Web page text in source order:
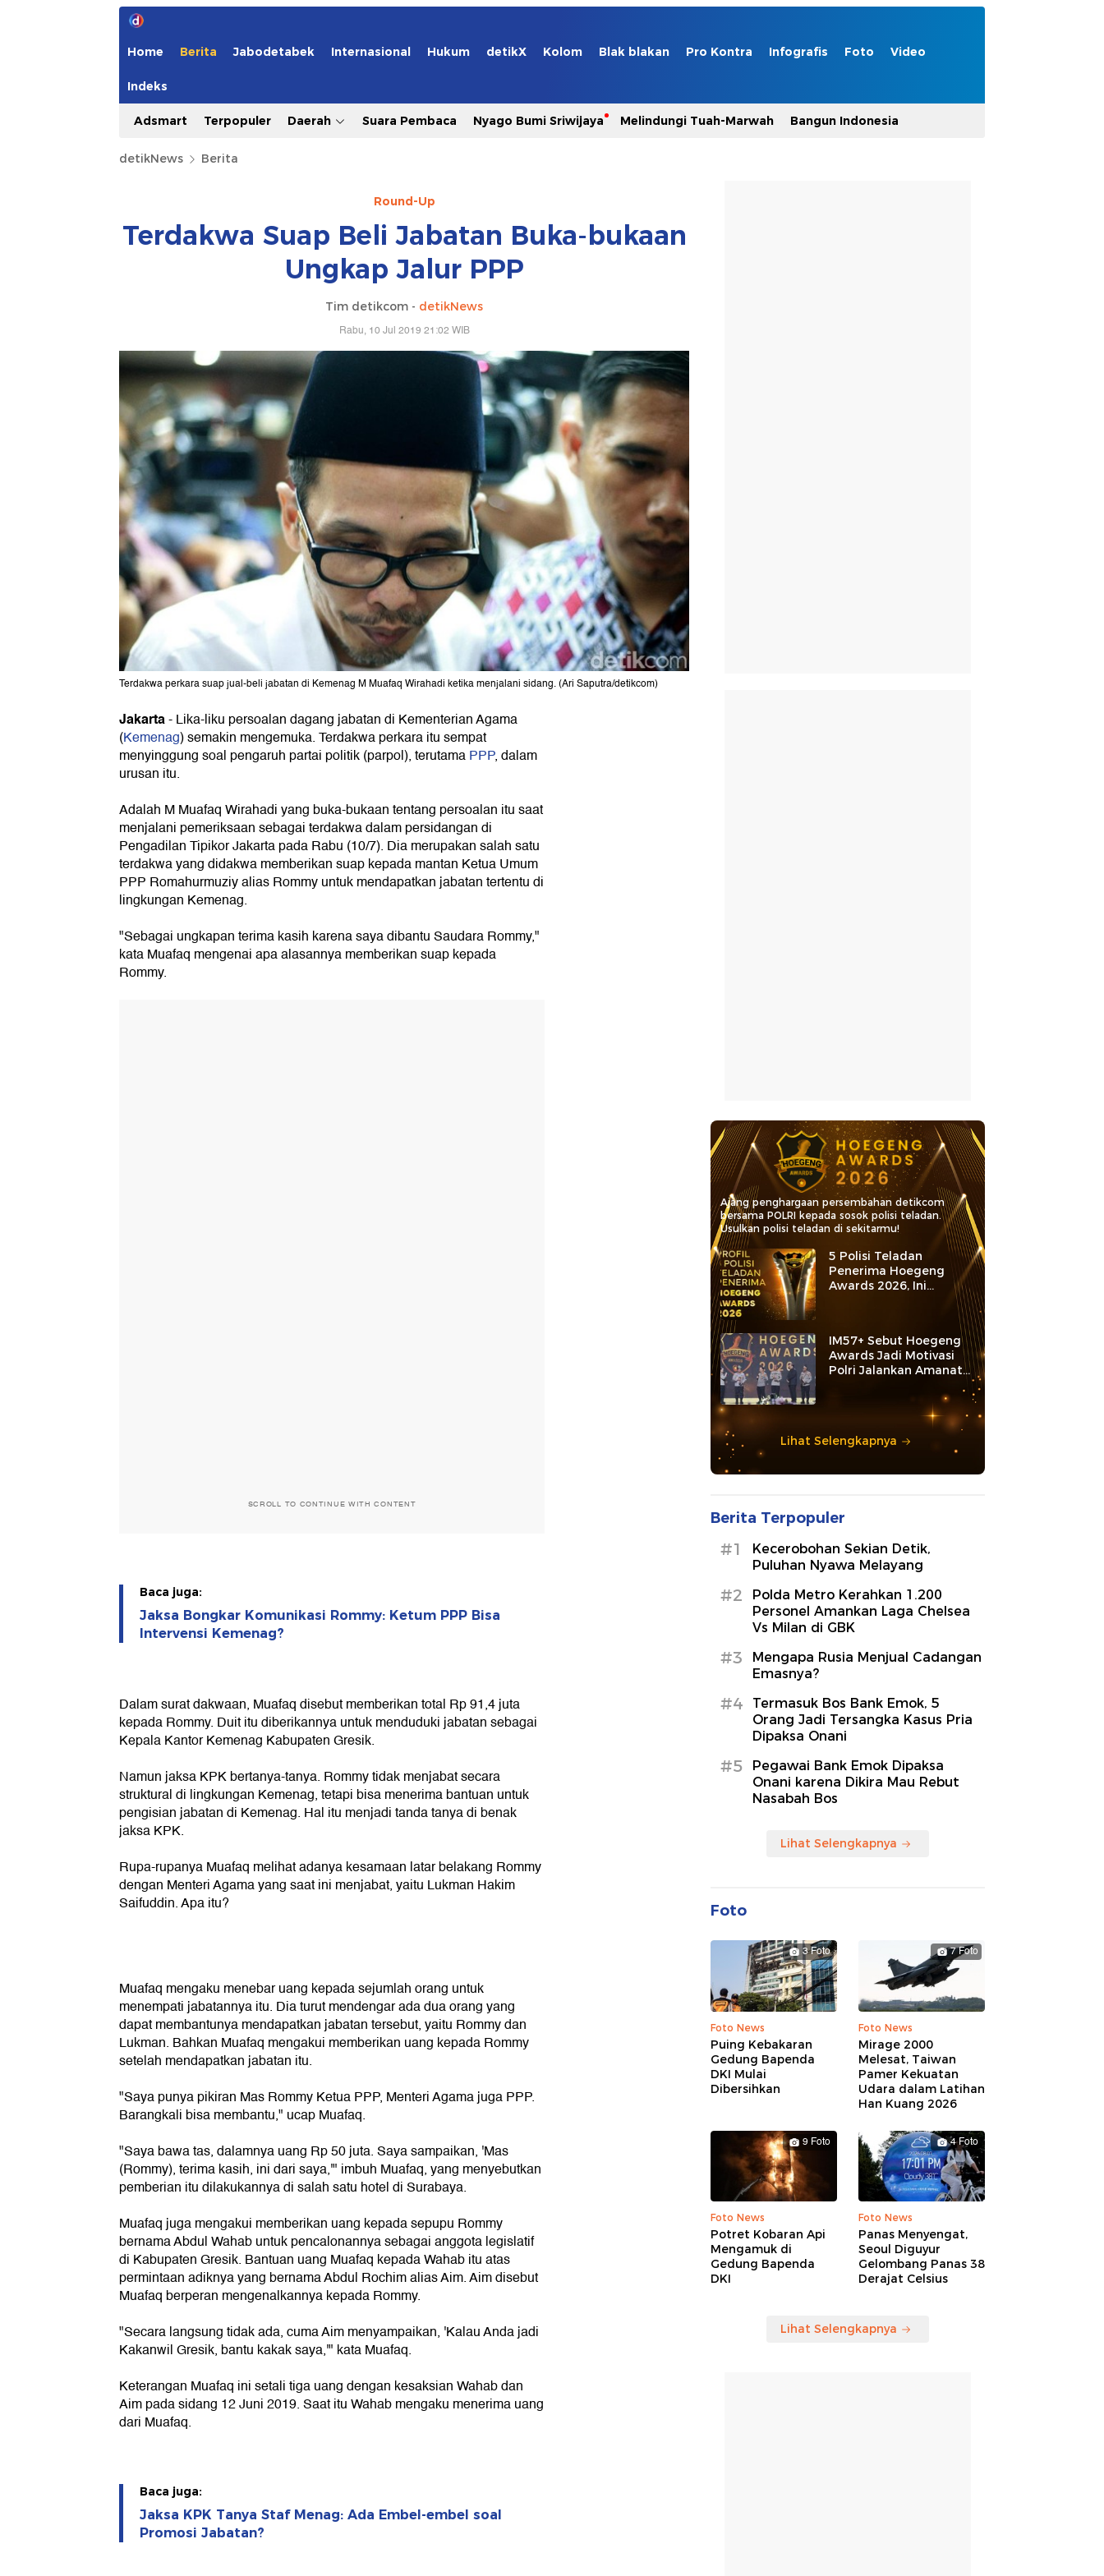
Home Berita Jabodetabek Internasional Hukum detikX Kolom Blak blakan Pro Kontra Infografis Foto Video
Indeks
Adsmart Terpopuler Daerah Suara Pembaca Nyago Bumi Sriwijaya Melindungi Tuah-Marwah Bangun Indonesia
detikNews Berita
Round-Up
Terdakwa Suap Beli Jabatan Buka-bukaan
Ungkap Jalur PPP
Tim detikcom - detikNews
Rabu, 10 Jul 2019 21:02 WIB
Terdakwa perkara suap jual-beli jabatan di Kemenag M Muafaq Wirahadi ketika menjalani sidang. (Ari Saputra/detikcom)
Jakarta- Lika-liku persoalan dagang jabatan di Kementerian Agama
(Kemenag) semakin mengemuka. Terdakwa perkara itu sempat
menyinggung soal pengaruh partai politik (parpol), terutamaPPP, dalam
urusan itu.
Adalah M Muafaq Wirahadi yang buka-bukaan tentang persoalan itu saat
menjalani pemeriksaan sebagai terdakwa dalam persidangan di
Pengadilan Tipikor Jakarta pada Rabu (10/7). Dia merupakan salah satu
terdakwa yang didakwa memberikan suap kepada mantan Ketua Umum
PPP Romahurmuziy alias Rommy untuk mendapatkan jabatan tertentu di
lingkungan Kemenag.
"Sebagai ungkapan terima kasih karena saya dibantu Saudara Rommy,"
kata Muafaq mengenai apa alasannya memberikan suap kepada
Rommy.
SCROLL TO CONTINUE WITH CONTENT
Baca juga:
Jaksa Bongkar Komunikasi Rommy: Ketum PPP Bisa
Intervensi Kemenag?
Dalam surat dakwaan, Muafaq disebut memberikan total Rp 91,4 juta
kepada Rommy. Duit itu diberikannya untuk menduduki jabatan sebagai
Kepala Kantor Kemenag Kabupaten Gresik.
Namun jaksa KPK bertanya-tanya. Rommy tidak menjabat secara
struktural di lingkungan Kemenag, tetapi bisa menerima bantuan untuk
pengisian jabatan di Kemenag. Hal itu menjadi tanda tanya di benak
jaksa KPK.
Rupa-rupanya Muafaq melihat adanya kesamaan latar belakang Rommy
dengan Menteri Agama yang saat ini menjabat, yaitu Lukman Hakim
Saifuddin. Apa itu?
Muafaq mengaku menebar uang kepada sejumlah orang untuk
menempati jabatannya itu. Dia turut mendengar ada dua orang yang
dapat membantunya mendapatkan jabatan tersebut, yaitu Rommy dan
Lukman. Bahkan Muafaq mengakui memberikan uang kepada Rommy
setelah mendapatkan jabatan itu.
"Saya punya pikiran Mas Rommy Ketua PPP, Menteri Agama juga PPP.
Barangkali bisa membantu," ucap Muafaq.
"Saya bawa tas, dalamnya uang Rp 50 juta. Saya sampaikan, 'Mas
(Rommy), terima kasih, ini dari saya,'" imbuh Muafaq, yang menyebutkan
pemberian itu dilakukannya di salah satu hotel di Surabaya.
Muafaq juga mengakui memberikan uang kepada sepupu Rommy
bernama Abdul Wahab untuk pencalonannya sebagai anggota legislatif
di Kabupaten Gresik. Bantuan uang Muafaq kepada Wahab itu atas
permintaan adiknya yang bernama Abdul Rochim alias Aim. Aim disebut
Muafaq berperan mengenalkannya kepada Rommy.
"Secara langsung tidak ada, cuma Aim menyampaikan, 'Kalau Anda jadi
Kakanwil Gresik, bantu kakak saya,'" kata Muafaq.
Keterangan Muafaq ini setali tiga uang dengan kesaksian Wahab dan
Aim pada sidang 12 Juni 2019. Saat itu Wahab mengaku menerima uang
dari Muafaq.
Baca juga:
Jaksa KPK Tanya Staf Menag: Ada Embel-embel soal
Promosi Jabatan?
Ajang penghargaan persembahan detikcom
bersama POLRI kepada sosok polisi teladan.
Usulkan polisi teladan di sekitarmu!
5 Polisi Teladan
Penerima Hoegeng
Awards 2026, Ini
Kategori dan Kiprahnya
IM57+ Sebut Hoegeng
Awards Jadi Motivasi
Polri Jalankan Amanat
Lihat Selengkapnya
Berita Terpopuler
#1
Kecerobohan Sekian Detik,
Puluhan Nyawa Melayang
#2
Polda Metro Kerahkan 1.200
Personel Amankan Laga Chelsea
Vs Milan di GBK
#3
Mengapa Rusia Menjual Cadangan
Emasnya?
#4
Termasuk Bos Bank Emok, 5
Orang Jadi Tersangka Kasus Pria
Dipaksa Onani
#5
Pegawai Bank Emok Dipaksa
Onani karena Dikira Mau Rebut
Nasabah Bos
Lihat Selengkapnya
Foto
3 Foto
Foto News
Puing Kebakaran
Gedung Bapenda
DKI Mulai
Dibersihkan
7 Foto
Foto News
Mirage 2000
Melesat, Taiwan
Pamer Kekuatan
Udara dalam Latihan
Han Kuang 2026
9 Foto
Foto News
Potret Kobaran Api
Mengamuk di
Gedung Bapenda
DKI
4 Foto
Foto News
Panas Menyengat,
Seoul Diguyur
Gelombang Panas 38
Derajat Celsius
Lihat Selengkapnya